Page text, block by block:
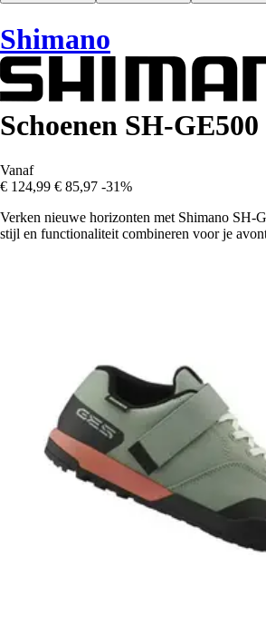
Shimano
Schoenen SH-GE500
Vanaf
€ 124,99 € 85,97 -31%
Verken nieuwe horizonten met Shimano SH-
stijl en functionaliteit combineren voor je